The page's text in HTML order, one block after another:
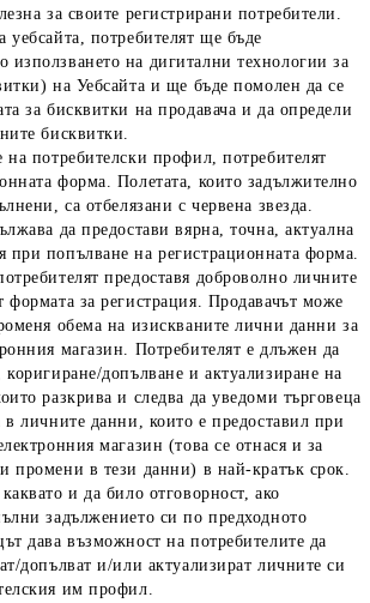
за своите регистрирани потребители.
потребителят ще бъде
използването на дигитални технологии за
на Уебсайта и ще бъде помолен да се
за бисквитки на продавача и да определи
бисквитки.
потребителски профил, потребителят
форма. Полетата, които задължително
са отбелязани с червена звезда.
да предостави вярна, точна, актуална
попълване на регистрационната форма.
предоставя доброволно личните
за регистрация. Продавачът може
обема на изискваните лични данни за
магазин. Потребителят е длъжен да
коригиране/допълване и актуализиране на
разкрива и следва да уведоми търговеца
в личните данни, които е предоставил при
магазин (това се отнася и за
промени в тези данни) в най-кратък срок.
и да било отговорност, ако
задължението си по предходното
дава възможност на потребителите да
допълват и/или актуализират личните си
им профил.